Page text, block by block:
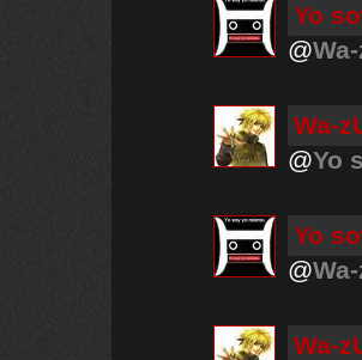
Yo
@
Wa-
@Yo
Yo
@
Wa-